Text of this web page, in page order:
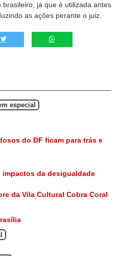
já que é utilizada antes
as ações perante o juiz.
especial
do DF ficam para trás e
impactos da desigualdade
da Vila Cultural Cobra Coral